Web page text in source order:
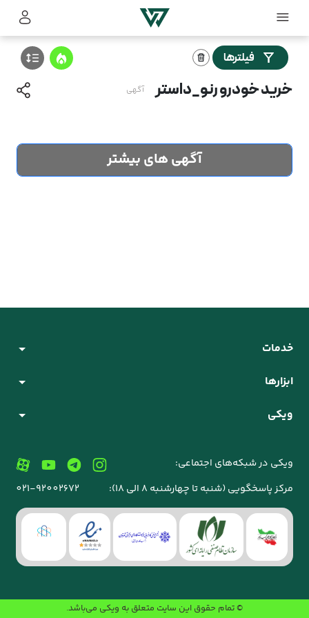
فیلترها
خرید خودرو رنو_داستر آگهی
آگهی های بیشتر
خدمات
ابزارها
ویکی
ویکی در شبکه‌های اجتماعی:
مرکز پاسخگویی (شنبه تا چهارشنبه 8 الی 18):
021-92002672
© تمام حقوق این سایت متعلق به ویکی می‌باشد.